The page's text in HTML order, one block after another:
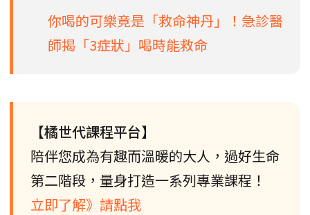
你喝的可樂竟是「救命神丹」！急診醫
師揭「3症狀」喝時能救命
【橘世代課程平台】
陪伴您成為有趣而溫暖的大人，過好生命
第二階段，量身打造一系列專業課程！
立即了解》請點我